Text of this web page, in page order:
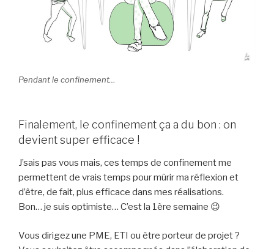
Pendant le confinement…
Finalement, le confinement ça a du bon : on
devient super efficace !
J’sais pas vous mais, ces temps de confinement me
permettent de vrais temps pour mûrir ma réflexion et
d’être, de fait, plus efficace dans mes réalisations.
Bon… je suis optimiste… C’est la 1ère semaine 😉
Vous dirigez une PME, ETI ou être porteur de projet ?